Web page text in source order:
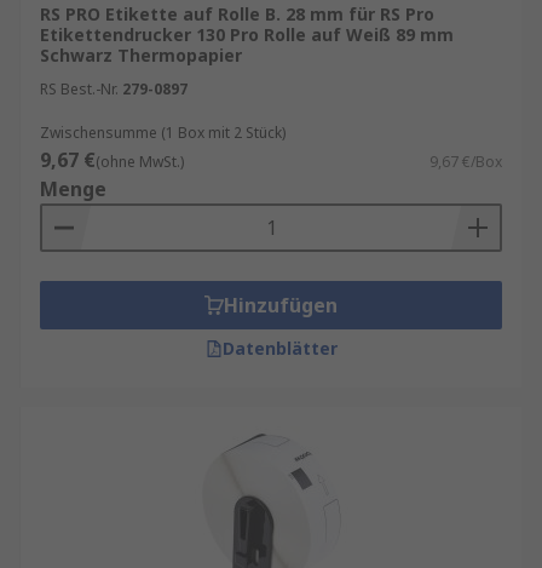
RS PRO Etikette auf Rolle B. 28 mm für RS Pro
Etikettendrucker 130 Pro Rolle auf Weiß 89 mm
Schwarz Thermopapier
RS Best.-Nr. 279-0897
Zwischensumme (1 Box mit 2 Stück)
9,67 €(ohne MwSt.) 9,67 €/Box
Menge
Hinzufügen
Datenblätter